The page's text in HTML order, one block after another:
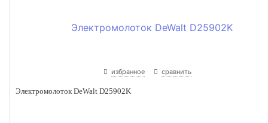
избранное сравнить
Электромолоток DeWalt D25902K